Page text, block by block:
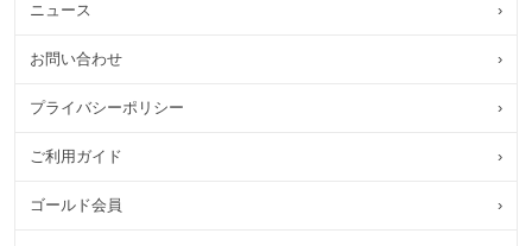
ニュース ›
お問い合わせ ›
プライバシーポリシー ›
ご利用ガイド ›
ゴールド会員 ›